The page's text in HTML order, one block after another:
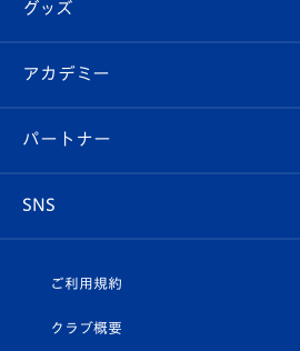
チケット
イベント
メディア
ホームタウン
スタッフプロフィール
マスコット紹介
Revive Team
ヴィヴィくんの長崎おもてなしガイド
フォトギャラリー
スタジアムグルメ
V-LOVERS（ファンクラブ）
プレイヤーズスイート
グッズ
オンラインショップ
店舗情報
アカデミー
育成からのお知らせ
U-18
パートナー
SNS
ヴィヴィくんインスタグラム
ご利用規約
クラブ概要